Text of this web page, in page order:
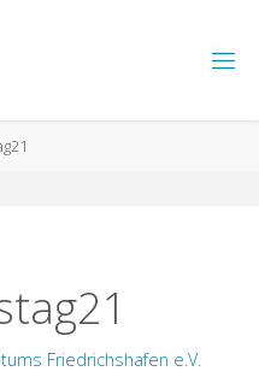
EEG
Friedrichshafen e.V.